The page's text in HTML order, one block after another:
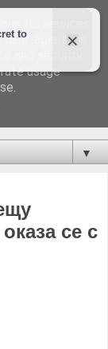
▼
се с
its services
agent are
and security
usage